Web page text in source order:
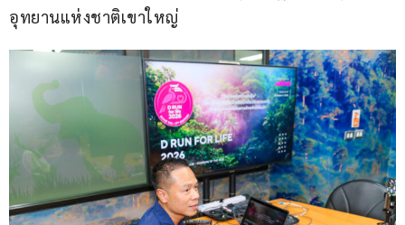
อุทยานแห่งชาติเขาใหญ่